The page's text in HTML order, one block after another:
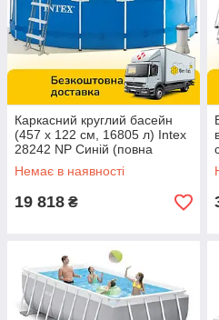
Каркасний круглий басейн
(457 x 122 см, 16805 л) Intex
28242 NP Синій (повна
комплектація)
Немає в наявності
19 818 ₴